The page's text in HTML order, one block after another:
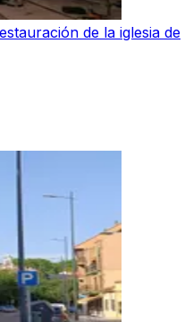
de la iglesia de